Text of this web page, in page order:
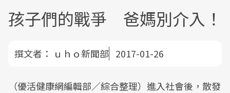
孩子們的戰爭 爸媽別介入！
撰文者： ｕｈｏ新聞部 2017-01-26
（優活健康網編輯部／綜合整理）進入社會後，散發